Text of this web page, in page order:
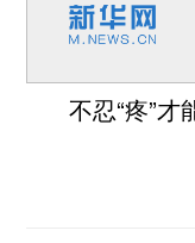
不忍“疼”才